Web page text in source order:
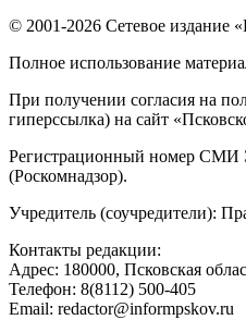
© 2001-2026 Сетевое издание
Полное использование
При получении согласия на
гиперссылка) на сайт
Регистрационный номер СМИ
(Роскомнадзор).
Учредитель (соучредители):
Контакты редакции:
Адреc: 180000, Псковская
Телефон: 8(8112) 500-405
Email: redactor@informpskov.ru